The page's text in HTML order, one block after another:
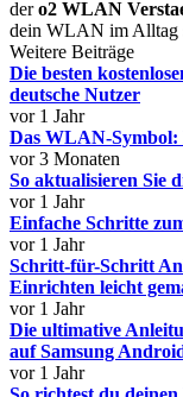
dero2 WLAN
dein WLAN im Alltag
Weitere Beiträge
Die besten
deutsche Nutzer
vor 1 Jahr
Das WLAN-Symbol:
vor 3 Monaten
So aktualisieren Sie
vor 1 Jahr
Einfache Schritte
vor 1 Jahr
Schritt-für-Schritt
Einrichten leicht
vor 1 Jahr
Die ultimative
auf Samsung
vor 1 Jahr